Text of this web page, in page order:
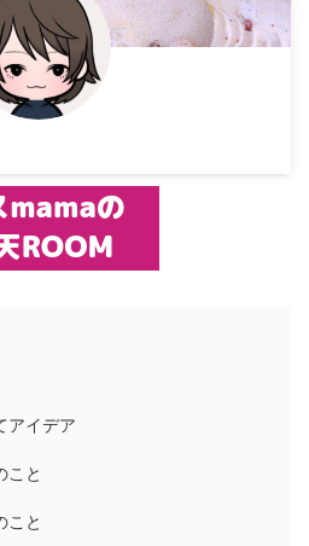
アイデア
こと
こと